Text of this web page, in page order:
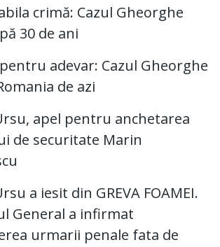
crimă: Cazul Gheorghe
30 de ani
adevar: Cazul Gheorghe
de azi
apel pentru anchetarea
de securitate Marin
a iesit din GREVA FOAMEI.
General a infirmat
urmarii penale fata de